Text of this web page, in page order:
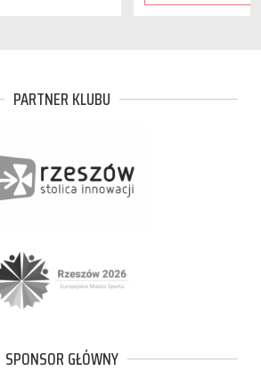
PARTNER KLUBU
SPONSOR GŁÓWNY